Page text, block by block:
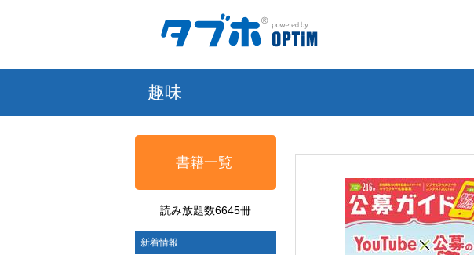
趣味
書籍一覧
読み放題数6645冊
新着情報